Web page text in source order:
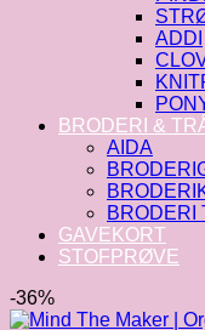
ADDI
BRODERI &
AIDA
BRODERI
GAVEKORT
STOFPRØVE
-36%